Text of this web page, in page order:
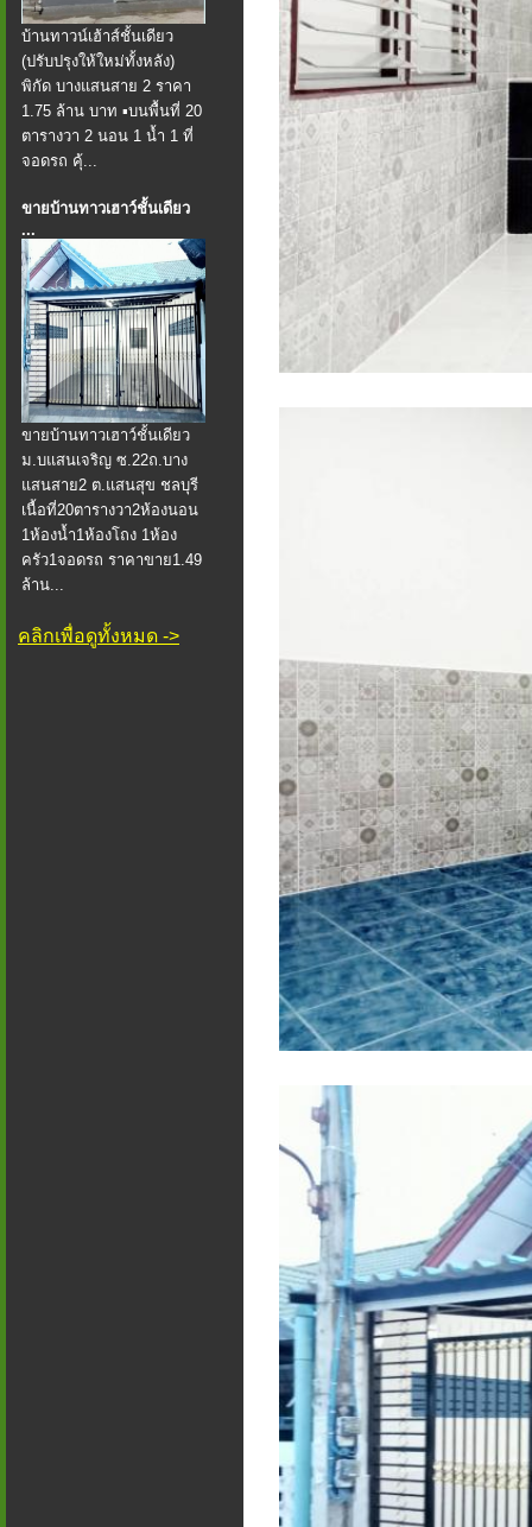
บ้านทาวน์เฮ้าส์ชั้นเดียว
(ปรับปรุงให้ใหม่ทั้งหลัง)
พิกัด บางแสนสาย 2 ราคา
1.75 ล้าน บาท ▪️บนพื้นที่ 20
ตารางวา 2 นอน 1 น้ำ 1 ที่
จอดรถ คุ้...
ขายบ้านทาวเฮาว์ชั้นเดียว
...
ขายบ้านทาวเฮาว์ชั้นเดียว
ม.บแสนเจริญ ซ.22ถ.บาง
แสนสาย2 ต.แสนสุข ชลบุรี
เนื้อที่20ตารางวา2ห้องนอน
1ห้องน้ำ1ห้องโถง 1ห้อง
ครัว1จอดรถ ราคาขาย1.49
ล้าน...
คลิกเพื่อดูทั้งหมด ->